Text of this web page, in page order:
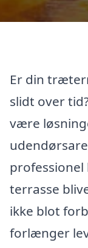
Er din
slidt over
være
terrasse
ikke blot
forlænger